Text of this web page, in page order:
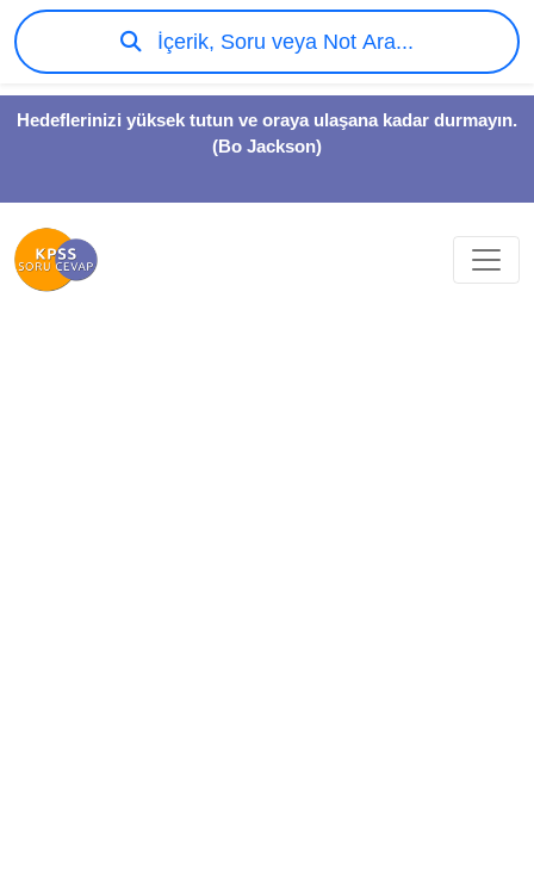
Hedeflerinizi yüksek tutun ve oraya ulaşana kadar durmayın.
(Bo Jackson)
İçerik, Soru veya Not Ara...